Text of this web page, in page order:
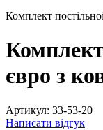
Комплект
Комплект
євро з
Артикул: 33-53-20
Написати відгук